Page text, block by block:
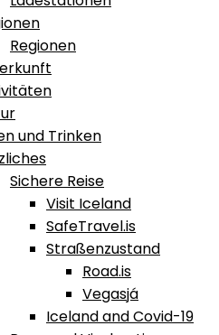
Regionen
und Trinken
Sichere Reise
Visit Iceland
SafeTravel.is
Straßenzustand
Road.is
Vegasjá
Iceland and Covid-19